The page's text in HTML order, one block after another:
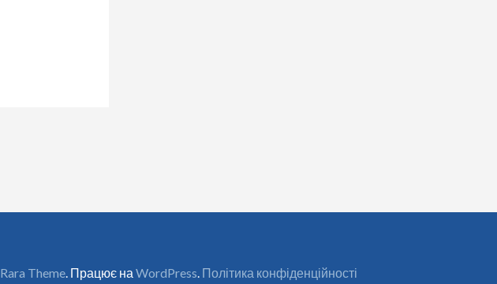
Rara Theme. Працює на WordPress. Політика конфіденційності